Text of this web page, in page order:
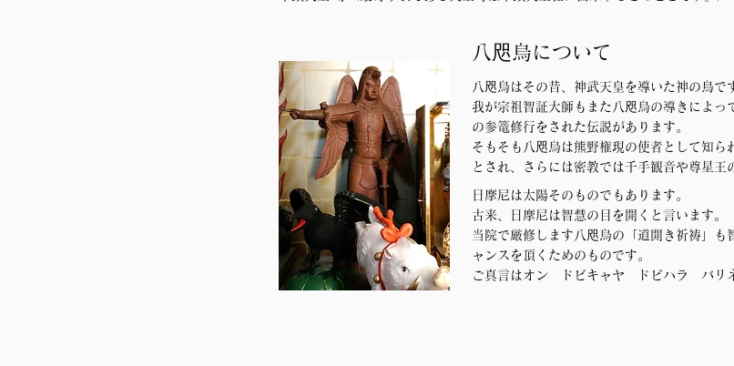
八咫烏について
八咫烏はその昔、神武天皇を導いた神の鳥で
我が宗祖智証大師もまた八咫烏の導きによ
の参篭修行をされた伝説があります。
そもそも八咫烏は熊野権現の使者として知ら
とされ、
さらには密教では千手観音や尊星王
日摩尼は太陽そのものでもあります。
古来、日摩尼は智慧の目を開くと言います。
当院で厳修します八咫烏の「道開き祈祷」
ャンスを頂くためのものです。
ご真言はオン ドビキャヤ ドビハラ バリ